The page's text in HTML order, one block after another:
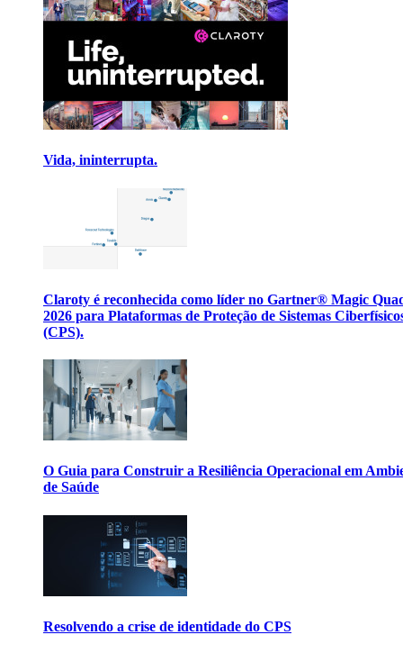
Vida, ininterrupta.
Claroty é reconhecida como líder no Gartner® Magic
2026 para Plataformas de Proteção de Sistemas
(CPS).
O Guia para Construir a Resiliência Operacional em
de Saúde
Resolvendo a crise de identidade do CPS